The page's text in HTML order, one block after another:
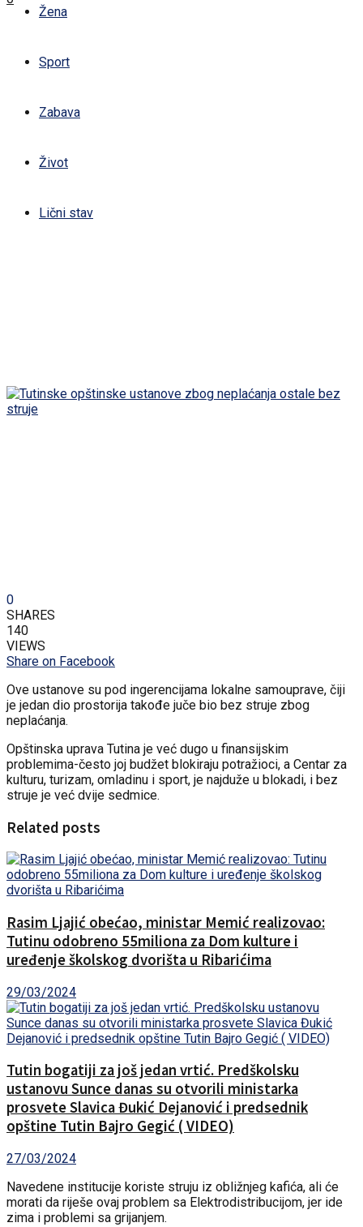
Žena
Sport
Zabava
Život
Lični stav
0
SHARES
140
VIEWS
Share on Facebook
Ove ustanove su pod ingerencijama lokalne samouprave, čiji
je jedan dio prostorija takođe juče bio bez struje zbog
neplaćanja.
Opštinska uprava Tutina je već dugo u finansijskim
problemima-često joj budžet blokiraju potražioci, a Centar za
kulturu, turizam, omladinu i sport, je najduže u blokadi, i bez
struje je već dvije sedmice.
Related posts
Rasim Ljajić obećao, ministar Memić realizovao:
Tutinu odobreno 55miliona za Dom kulture i
uređenje školskog dvorišta u Ribarićima
29/03/2024
Tutin bogatiji za još jedan vrtić. Predškolsku
ustanovu Sunce danas su otvorili ministarka
prosvete Slavica Đukić Dejanović i predsednik
opštine Tutin Bajro Gegić ( VIDEO)
27/03/2024
Navedene institucije koriste struju iz obližnjeg kafića, ali će
morati da riješe ovaj problem sa Elektrodistribucijom, jer ide
zima i problemi sa grijanjem.